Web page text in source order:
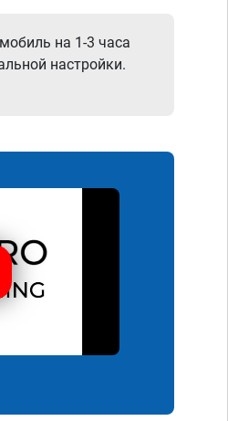
на 1-3 часа
настройки.